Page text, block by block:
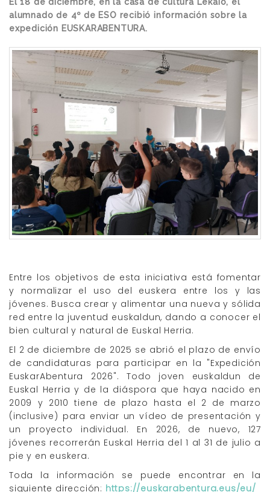
alumnado de 4º de ESO recibió información sobre la
expedición EUSKARABENTURA.
Entre los objetivos de esta iniciativa está fomentar
y normalizar el uso del euskera entre los y las
jóvenes. Busca crear y alimentar una nueva y sólida
red entre la juventud euskaldun, dando a conocer el
bien cultural y natural de Euskal Herria.
El 2 de diciembre de 2025 se abrió el plazo de envío
de candidaturas para participar en la "Expedición
EuskarAbentura 2026". Todo joven euskaldun de
Euskal Herria y de la diáspora que haya nacido en
2009 y 2010 tiene de plazo hasta el 2 de marzo
(inclusive) para enviar un vídeo de presentación y
un proyecto individual. En 2026, de nuevo, 127
jóvenes recorrerán Euskal Herria del 1 al 31 de julio a
pie y en euskera.
Toda la información se puede encontrar en la
siguiente dirección: https://euskarabentura.eus/eu/